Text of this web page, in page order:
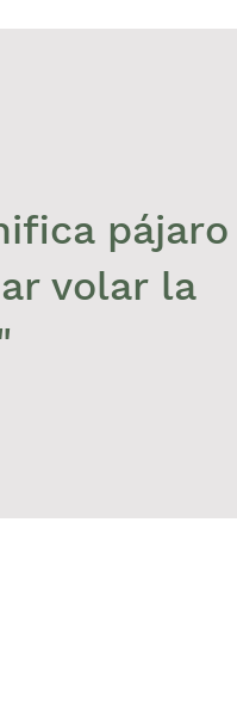
pájaro
volar la